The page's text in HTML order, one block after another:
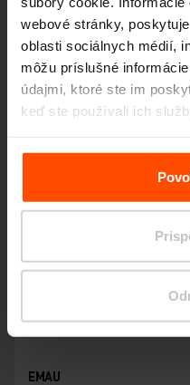
webové stránky,
oblasti sociálnych médií,
môžu príslušné
údajmi, ktoré ste im
keď ste používali ich
Viac informácií nájdete
EMAU